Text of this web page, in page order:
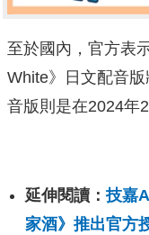
至於國內，官方表
White》日文配音
音版則是在2024年2
延伸閱讀：技嘉
家酒》推出官方